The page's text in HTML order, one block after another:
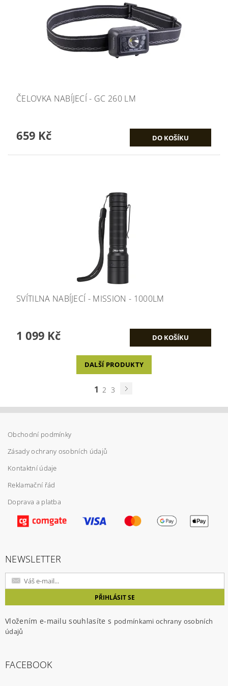
ČELOVKA NABÍJECÍ - GC 260 LM
659 Kč
SVÍTILNA NABÍJECÍ - MISSION - 1000LM
1 099 Kč
DALŠÍ PRODUKTY
1 2 3
Obchodní podmínky
Zásady ochrany osobních údajů
Kontaktní údaje
Reklamační řád
Doprava a platba
NEWSLETTER
Vložením e-mailu souhlasíte s podmínkami ochrany osobních
údajů
FACEBOOK